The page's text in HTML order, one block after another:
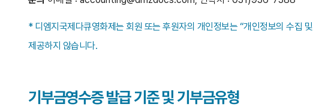
* 디엠지국제다큐영화제는 회원 또는 후원자의 개인정보는 “개인정보의 수집
제공하지 않습니다.
기부금영수증 발급 기준 및 기부금유형